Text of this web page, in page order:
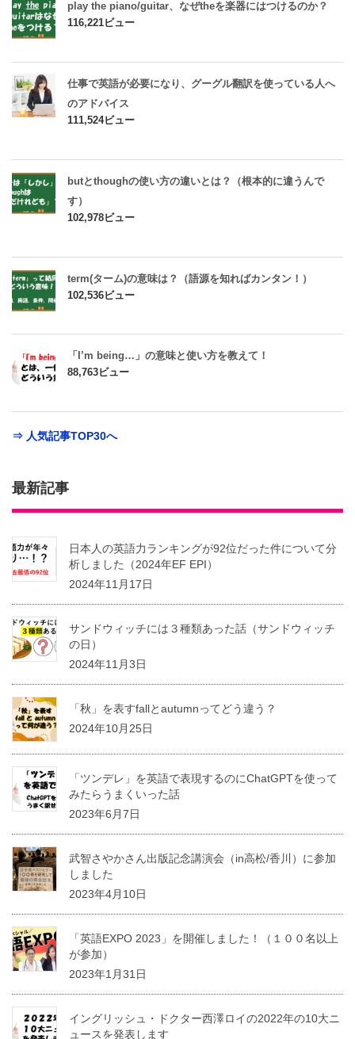
play the piano/guitar、なぜtheを楽器にはつけるのか？
116,221ビュー
仕事で英語が必要になり、グーグル翻訳を使っている人へ
のアドバイス
111,524ビュー
butとthoughの使い方の違いとは？（根本的に違うんで
す）
102,978ビュー
term(ターム)の意味は？（語源を知ればカンタン！）
102,536ビュー
「I’m being…」の意味と使い方を教えて！
88,763ビュー
⇒ 人気記事TOP30へ
最新記事
日本人の英語力ランキングが92位だった件について分
析しました（2024年EF EPI）
2024年11月17日
サンドウィッチには３種類あった話（サンドウィッチ
の日）
2024年11月3日
「秋」を表すfallとautumnってどう違う？
2024年10月25日
「ツンデレ」を英語で表現するのにChatGPTを使って
みたらうまくいった話
2023年6月7日
武智さやかさん出版記念講演会（in高松/香川）に参加
しました
2023年4月10日
「英語EXPO 2023」を開催しました！（１００名以上
が参加）
2023年1月31日
イングリッシュ・ドクター西澤ロイの2022年の10大ニ
ュースを発表します